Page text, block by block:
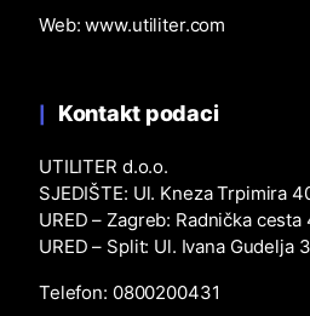
Web:www.utiliter.com
Kontakt podaci
UTILITER d.o.o.
SJEDIŠTE: Ul. Kneza Trpimira
URED – Zagreb: Radnička
URED – Split: Ul. Ivana Gudelja
Telefon: 0800200431